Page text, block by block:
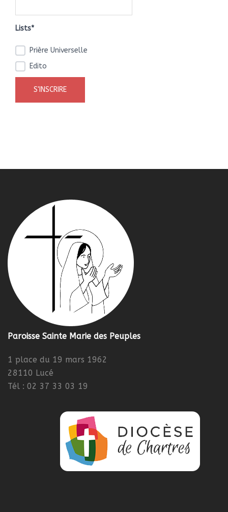
Lists*
Prière Universelle
Edito
Paroisse Sainte Marie des Peuples
1 place du 19 mars 1962
28110 Lucé
Tél : 02 37 33 03 19